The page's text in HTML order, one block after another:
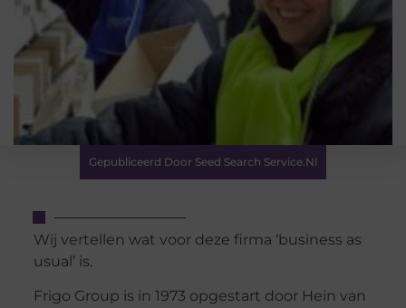
Gepubliceerd Door Seed Search Service.nl
Wij vertellen wat voor deze firma ‘business as
usual’ is.
Frigo Group is in 1973 opgestart door Hein van